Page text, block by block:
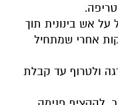
על אש בינונית תוך
מתמדת, כ־2-4 דקות אחרי שמתחיל
ולטרוף עד קבלת